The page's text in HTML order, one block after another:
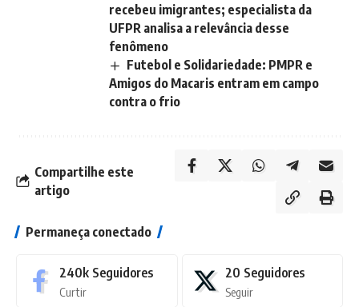
recebeu imigrantes; especialista da
UFPR analisa a relevância desse
fenômeno
Futebol e Solidariedade: PMPR e
Amigos do Macaris entram em campo
contra o frio
Compartilhe este
artigo
Permaneça conectado
240k Seguidores
Curtir
20 Seguidores
Seguir